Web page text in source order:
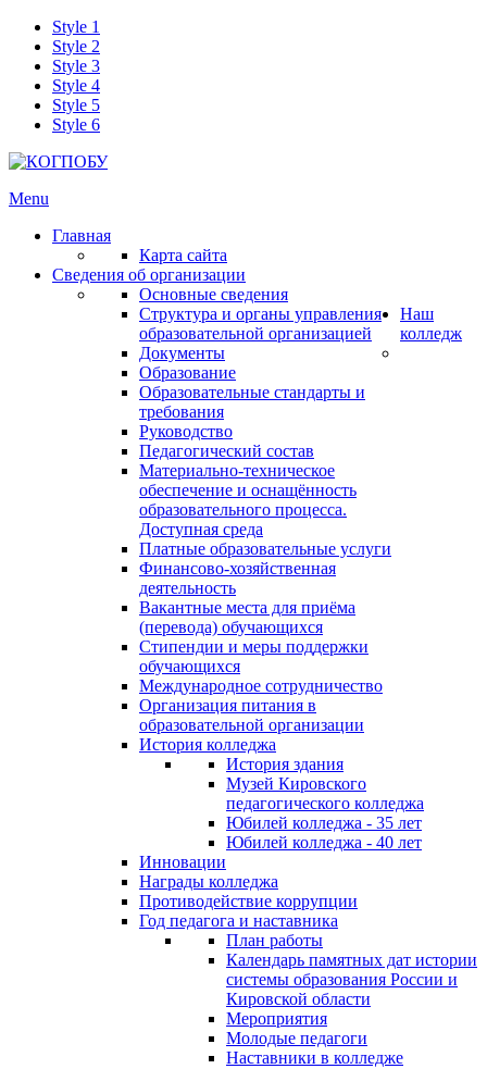
Style 1
Style 2
Style 3
Style 4
Style 5
Style 6
Menu
Главная
Карта сайта
Сведения об организации
Основные сведения
Структура и органы управления
образовательной организацией
Документы
Образование
Образовательные стандарты и
требования
Руководство
Педагогический состав
Материально-техническое
обеспечение и оснащённость
образовательного процесса.
Доступная среда
Платные образовательные услуги
Финансово-хозяйственная
деятельность
Вакантные места для приёма
(перевода) обучающихся
Стипендии и меры поддержки
обучающихся
Международное сотрудничество
Организация питания в
образовательной организации
Наш
колледж
История колледжа
История здания
Музей Кировского
педагогического колледжа
Юбилей колледжа - 35 лет
Юбилей колледжа - 40 лет
Инновации
Награды колледжа
Противодействие коррупции
Год педагога и наставника
План работы
Календарь памятных дат истории
системы образования России и
Кировской области
Мероприятия
Молодые педагоги
Наставники в колледже